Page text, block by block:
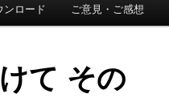
ンロード ご意見・ご感想
て その